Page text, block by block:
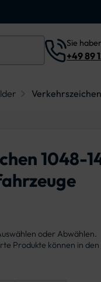
Sie
+49 89
1048-
oder Abwählen.
Produkte können in